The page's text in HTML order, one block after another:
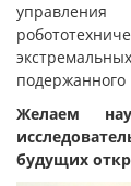
Желаем
будущих